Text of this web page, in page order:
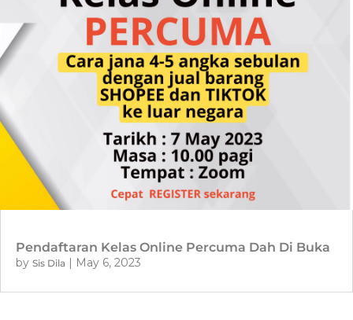
Pendaftaran Kelas Online Percuma Dah Di Buka
by Sis Dila | May 6, 2023